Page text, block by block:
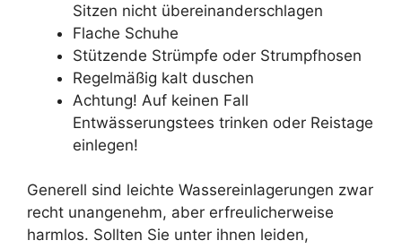
Sitzen nicht übereinanderschlagen
Flache Schuhe
Stützende Strümpfe oder Strumpfhosen
Regelmäßig kalt duschen
Achtung! Auf keinen Fall
Entwässerungstees trinken oder Reistage
einlegen!
Generell sind leichte Wassereinlagerungen zwar
recht unangenehm, aber erfreulicherweise
harmlos. Sollten Sie unter ihnen leiden,